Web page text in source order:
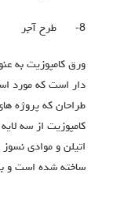
8- طرح آجر
ورق کامپوزیت به
دار است که مورد
طراحان که پروژه
کامپوزیت از سه
اتیلن و موادی
ساخته شده است و